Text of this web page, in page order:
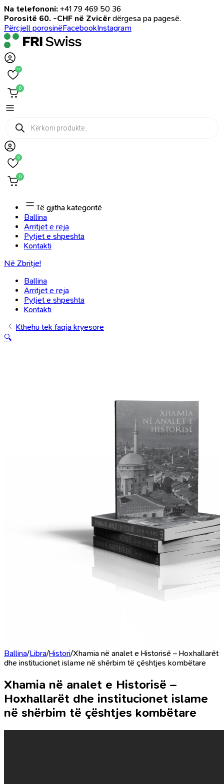
Na telefononi: +41 79 469 50 36
Porositë 60. -CHF në Zvicër dërgesa pa pagesë.
Përcjell porosinëFacebookInstagram
0
0
Products
search
0
0
Të gjitha kategoritë
Ballina
Arritjet e reja
Pytjet e shpeshta
Kontakti
Në Zbritje!
Ballina
Arritjet e reja
Pytjet e shpeshta
Kontakti
Kthehu tek faqja kryesore
🔍
Ballina/Libra/Histori/Xhamia në analet e Historisë – Hoxhallarët
dhe institucionet islame në shërbim të çështjes kombëtare
Xhamia në analet e Historisë –
Hoxhallarët dhe institucionet islame
në shërbim të çështjes kombëtare